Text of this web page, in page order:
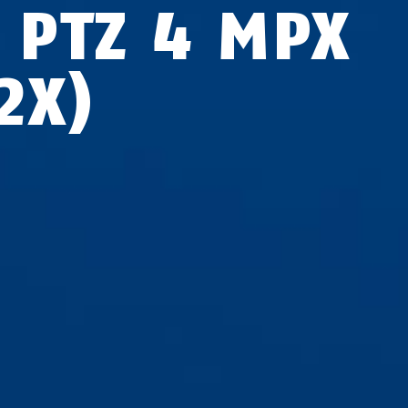
4 MPX